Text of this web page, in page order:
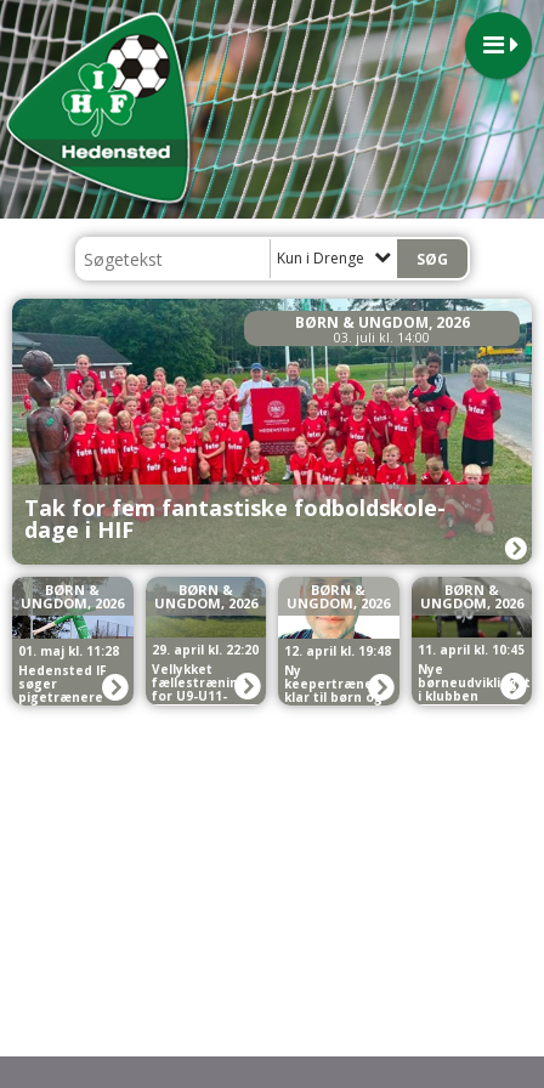
Kun i Drenge
BØRN & UNGDOM, 2026
03. juli kl. 14:00
Tak for fem fantastiske fodboldskole-
dage i HIF
BØRN &
UNGDOM, 2026
01. maj kl. 11:28
Hedensted IF
søger
pigetrænere
BØRN &
UNGDOM, 2026
29. april kl. 22:20
Vellykket
fællestræning
for U9-U11-
piger
BØRN &
UNGDOM, 2026
12. april kl. 19:48
Ny
keepertræner
klar til børn og
ungdom
BØRN &
UNGDOM, 2026
11. april kl. 10:45
Nye
i klubben